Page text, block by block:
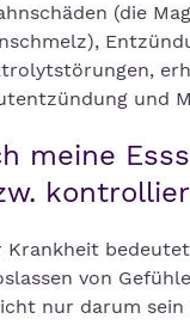
(die
und
meine
Krankheit
von
nur darum sein